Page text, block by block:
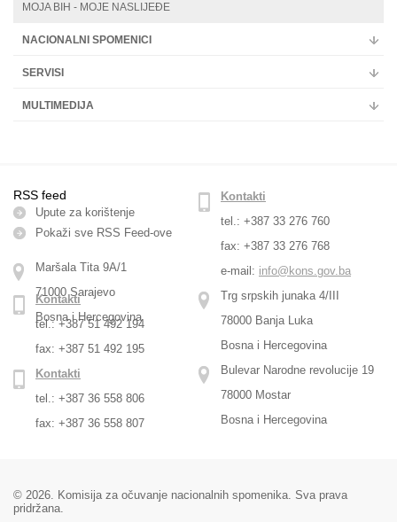
MOJA BIH - MOJE NASLIJEĐE
NACIONALNI SPOMENICI
SERVISI
MULTIMEDIJA
RSS feed
Upute za korištenje
Pokaži sve RSS Feed-оve
Maršala Tita 9A/1
71000 Sarajevo
Bosna i Hercegovina
Kontakti
tel.: +387 33 276 760
fax: +387 33 276 768
e-mail: info@kons.gov.ba
Trg srpskih junaka 4/III
78000 Banja Luka
Bosna i Hercegovina
Kontakti
tel.: +387 51 492 194
fax: +387 51 492 195
Bulevar Narodne revolucije 19
78000 Mostar
Bosna i Hercegovina
Kontakti
tel.: +387 36 558 806
fax: +387 36 558 807
© 2026. Komisija za očuvanje nacionalnih spomenika. Sva prava
pridržana.